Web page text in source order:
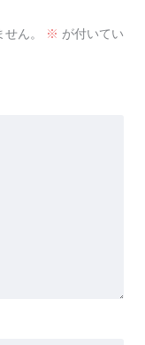
ん。 ※ が付いてい